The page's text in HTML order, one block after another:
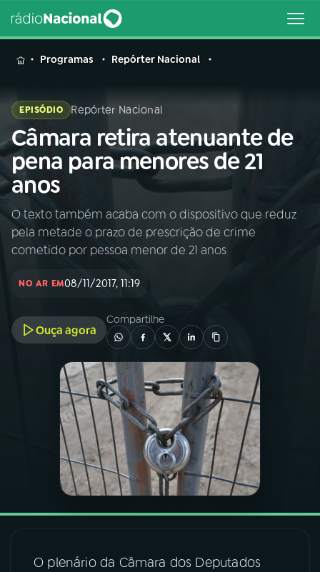
MENU
Buscar
na
Rádio
Nacional
Buscar
AO VIVO
INÍCIO
PROGRAMAS
PODCASTS
VIDEOCASTS
Programas Repórter Nacional
EPISÓDIO Repórter Nacional
Câmara retira atenuante de
pena para menores de 21
anos
O texto também acaba com o dispositivo que reduz
pela metade o prazo de prescrição de crime
cometido por pessoa menor de 21 anos
NO AR EM08/11/2017, 11:19
Ouça agora
Compartilhe
O plenário da Câmara dos Deputados